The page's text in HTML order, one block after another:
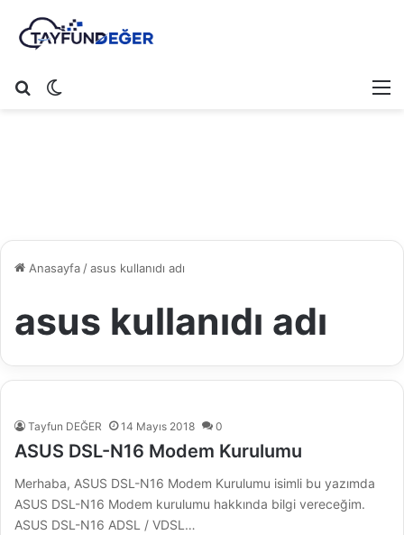
Arama yap ...
Anasayfa/asus kullanıdı adı
asus kullanıdı adı
Tayfun DEĞER 14 Mayıs 2018 0
ASUS DSL-N16 Modem Kurulumu
Merhaba, ASUS DSL-N16 Modem Kurulumu isimli bu yazımda
ASUS DSL-N16 Modem kurulumu hakkında bilgi vereceğim.
ASUS DSL-N16 ADSL / VDSL…